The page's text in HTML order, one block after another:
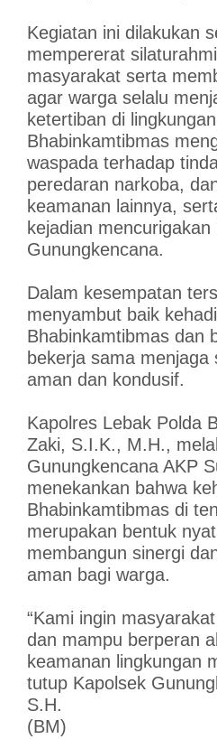
Kegiatan ini dilakukan
mempererat
masyarakat serta
agar warga selalu
ketertiban di
Bhabinkamtibmas
waspada terhadap
peredaran narkoba,
keamanan lainnya,
kejadian mencurigakan
Gunungkencana.
Dalam kesempatan
menyambut baik
Bhabinkamtibmas dan
bekerja sama
aman dan kondusif.
Kapolres Lebak Polda
Zaki, S.I.K., M.H.,
Gunungkencana AKP
menekankan bahwa
Bhabinkamtibmas di
merupakan bentuk
membangun sinergi
aman bagi warga.
“Kami ingin
dan mampu berperan
keamanan lingkungan
tutup Kapolsek
S.H.
(BM)